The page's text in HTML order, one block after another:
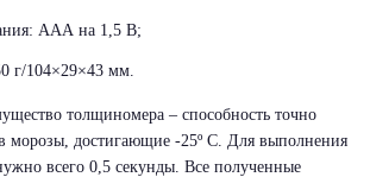
ААА на 1,5 В;
г/104×29×43 мм.
толщиномера – способность точно
морозы, достигающие -25º С. Для выполнения
всего 0,5 секунды. Все полученные